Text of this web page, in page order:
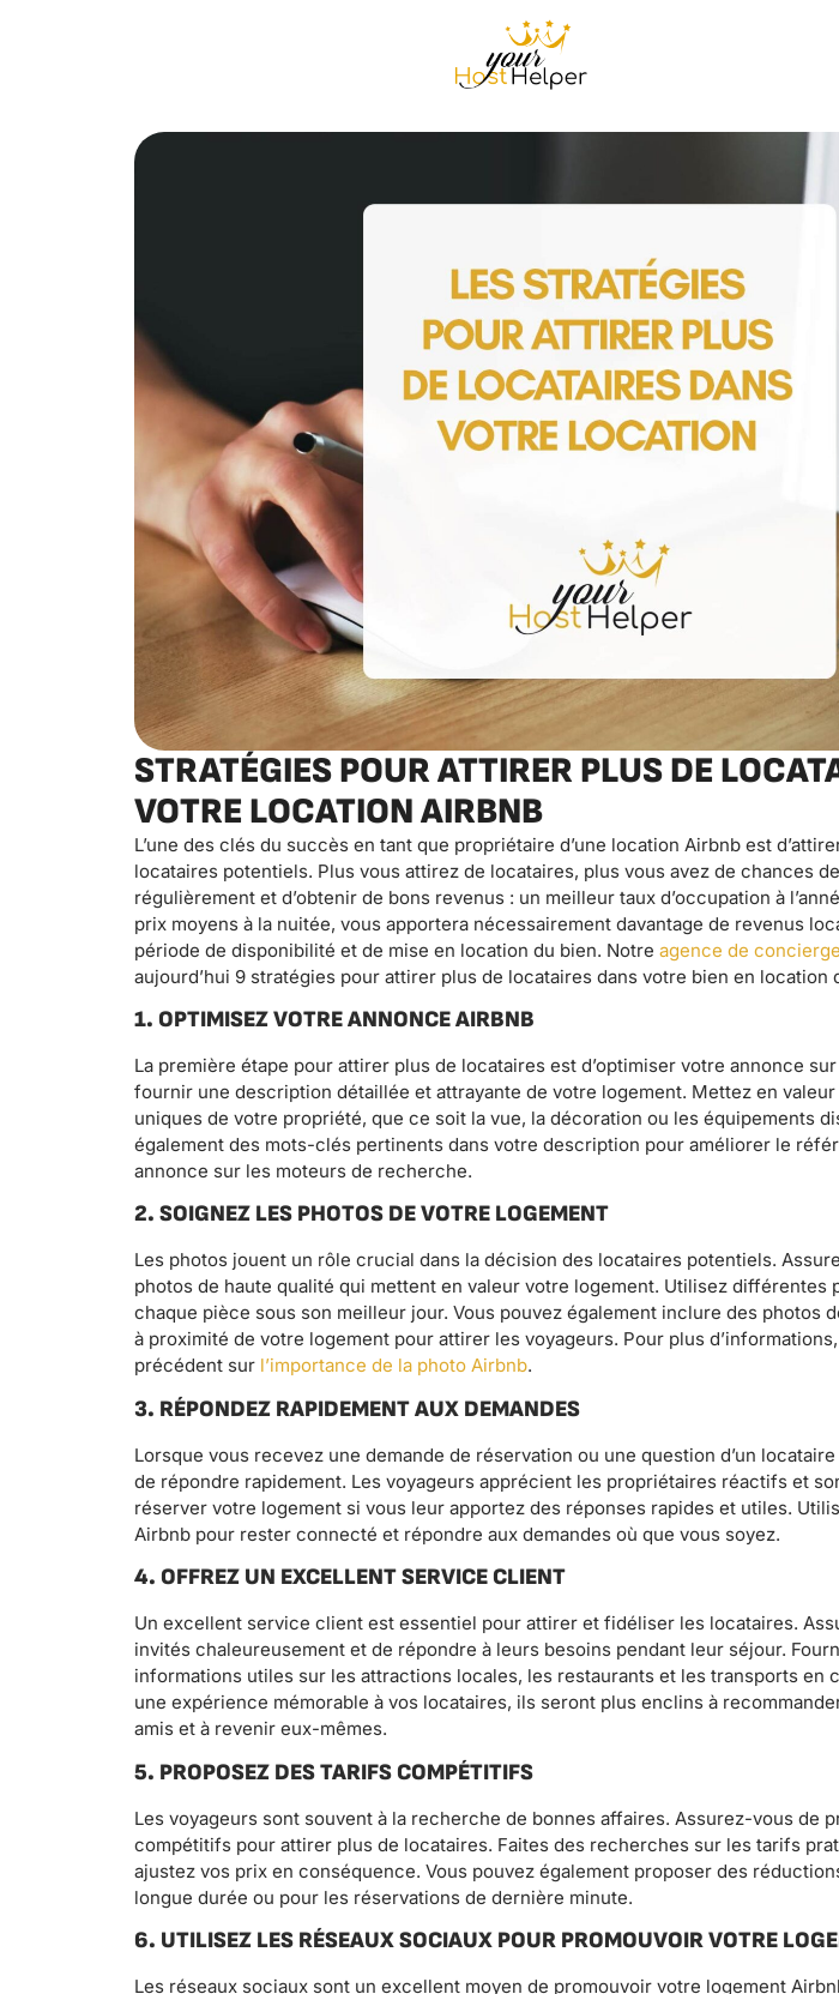
STRATÉGIES POUR ATTIRER PLUS DE
VOTRE LOCATION AIRBNB
L’une des clés du succès en tant que propriétaire d’une location Airbnb est
locataires potentiels. Plus vous attirez de locataires, plus vous avez de chances
régulièrement et d’obtenir de bons revenus : un meilleur taux d’occupation à
prix moyens à la nuitée, vous apportera nécessairement davantage de revenus
période de disponibilité et de mise en location du bien. Notre agence de
aujourd’hui 9 stratégies pour attirer plus de locataires dans votre bien en location
1. OPTIMISEZ VOTRE ANNONCE AIRBNB
La première étape pour attirer plus de locataires est d’optimiser votre annonce
fournir une description détaillée et attrayante de votre logement. Mettez en
uniques de votre propriété, que ce soit la vue, la décoration ou les équipements
également des mots-clés pertinents dans votre description pour améliorer le
annonce sur les moteurs de recherche.
2. SOIGNEZ LES PHOTOS DE VOTRE LOGEMENT
Les photos jouent un rôle crucial dans la décision des locataires potentiels.
photos de haute qualité qui mettent en valeur votre logement. Utilisez différentes
chaque pièce sous son meilleur jour. Vous pouvez également inclure des photos
à proximité de votre logement pour attirer les voyageurs. Pour plus
précédent sur l’importance de la photo Airbnb.
3. RÉPONDEZ RAPIDEMENT AUX DEMANDES
Lorsque vous recevez une demande de réservation ou une question d’un
de répondre rapidement. Les voyageurs apprécient les propriétaires réactifs et
réserver votre logement si vous leur apportez des réponses rapides et utiles.
Airbnb pour rester connecté et répondre aux demandes où que vous soyez.
4. OFFREZ UN EXCELLENT SERVICE CLIENT
Un excellent service client est essentiel pour attirer et fidéliser les locataires.
invités chaleureusement et de répondre à leurs besoins pendant leur séjour.
informations utiles sur les attractions locales, les restaurants et les transports en
une expérience mémorable à vos locataires, ils seront plus enclins à
amis et à revenir eux-mêmes.
5. PROPOSEZ DES TARIFS COMPÉTITIFS
Les voyageurs sont souvent à la recherche de bonnes affaires. Assurez-vous de
compétitifs pour attirer plus de locataires. Faites des recherches sur les tarifs
ajustez vos prix en conséquence. Vous pouvez également proposer des
longue durée ou pour les réservations de dernière minute.
6. UTILISEZ LES RÉSEAUX SOCIAUX POUR PROMOUVOIR VOTRE
Les réseaux sociaux sont un excellent moyen de promouvoir votre logement